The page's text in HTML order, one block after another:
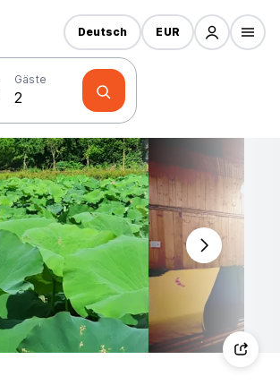
Gäste
Deutsch EUR